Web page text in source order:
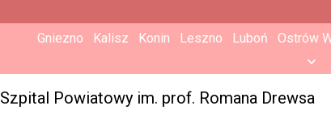
Gniezno Kalisz Konin Leszno Luboń Ostrów
Szpital Powiatowy im. prof. Romana Drewsa